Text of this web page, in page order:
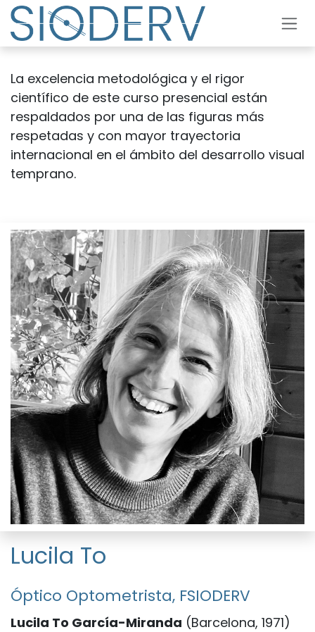
Skip to Content
La excelencia metodológica y el rigor
científico de este curso presencial están
respaldados por una de las figuras más
respetadas y con mayor trayectoria
internacional en el ámbito del desarrollo visual
temprano.
Lucila To
Óptico Optometrista, FSIODERV
Lucila To García-Miranda (Barcelona, 1971)